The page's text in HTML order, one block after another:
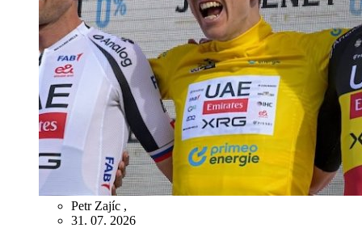
Petr Zajíc ,
31. 07. 2026